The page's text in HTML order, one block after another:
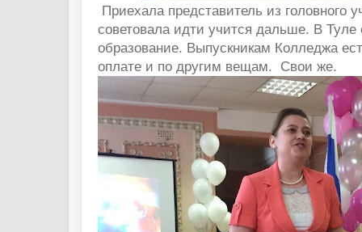
Приехала представитель из головного
советовала идти учится дальше. В
образование. Выпускникам Колледжа
оплате и по другим вещам. Свои же.